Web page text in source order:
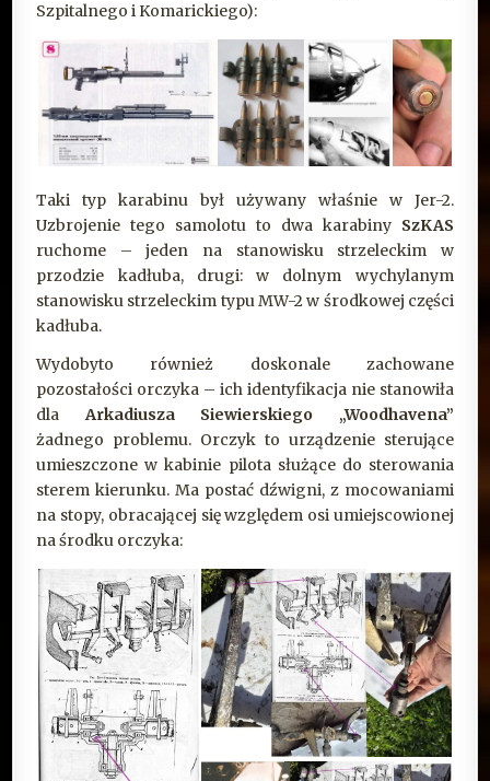
Szpitalnego i Komarickiego):
Taki typ karabinu był używany właśnie w Jer-2.
Uzbrojenie tego samolotu to dwa karabiny SzKAS
ruchome – jeden na stanowisku strzeleckim w
przodzie kadłuba, drugi: w dolnym wychylanym
stanowisku strzeleckim typu MW-2 w środkowej części
kadłuba.
Wydobyto również doskonale zachowane
pozostałości orczyka – ich identyfikacja nie stanowiła
dlaArkadiusza Siewierskiego „Woodhavena”
żadnego problemu. Orczyk to urządzenie sterujące
umieszczone w kabinie pilota służące do sterowania
sterem kierunku. Ma postać dźwigni, z mocowaniami
na stopy, obracającej się względem osi umiejscowionej
na środku orczyka: